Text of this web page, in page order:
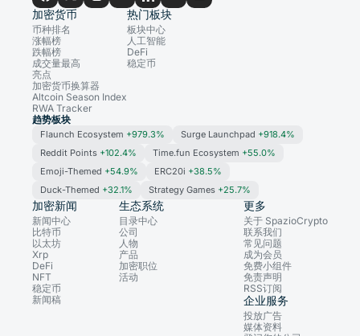
加密货币
币种排名
涨幅榜
跌幅榜
成交量最高
亮点
加密货币换算器
Altcoin Season Index
RWA Tracker
热门板块
板块中心
人工智能
DeFi
稳定币
趋势板块
Flaunch Ecosystem +979.3% Surge Launchpad +918.4%
Reddit Points +102.4% Time.fun Ecosystem +55.0%
Emoji-Themed +54.9% ERC20i +38.5%
Duck-Themed +32.1% Strategy Games +25.7%
加密新闻
新闻中心
比特币
以太坊
Xrp
DeFi
NFT
稳定币
新闻稿
生态系统
目录中心
公司
人物
产品
加密职位
活动
更多
关于 SpazioCrypto
联系我们
常见问题
成为会员
免费小组件
免责声明
RSS订阅
企业服务
投放广告
媒体资料